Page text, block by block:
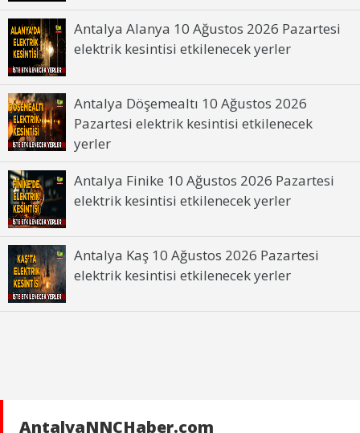
Antalya Alanya 10 Ağustos 2026 Pazartesi
elektrik kesintisi etkilenecek yerler
Antalya Döşemealtı 10 Ağustos 2026
Pazartesi elektrik kesintisi etkilenecek
yerler
Antalya Finike 10 Ağustos 2026 Pazartesi
elektrik kesintisi etkilenecek yerler
Antalya Kaş 10 Ağustos 2026 Pazartesi
elektrik kesintisi etkilenecek yerler
AntalyaNNCHaber.com